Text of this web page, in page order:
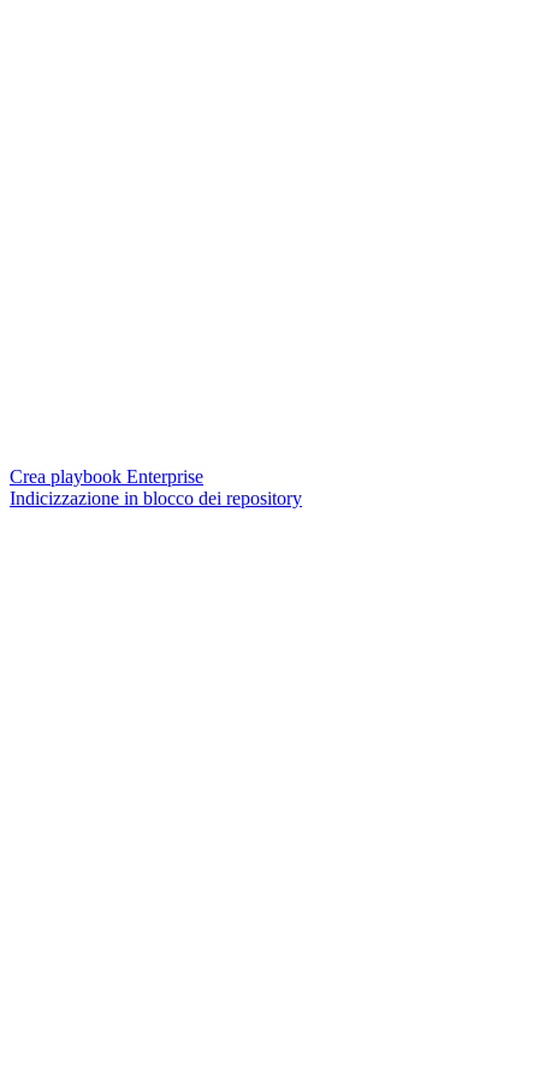
Crea playbook Enterprise
Indicizzazione in blocco dei repository